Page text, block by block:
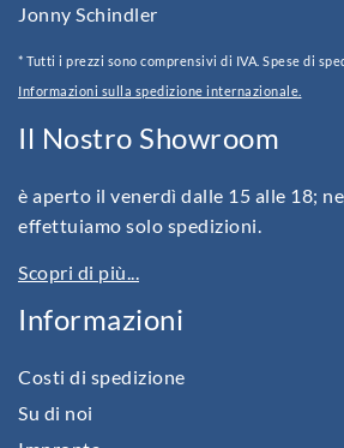
Jonny Schindler
* Tutti i prezzi sono comprensivi di IVA. Spese di
Informazioni sulla spedizione internazionale.
Il Nostro Showroom
è aperto il venerdì dalle 15 alle 18;
effettuiamo solo spedizioni.
Scopri di più...
Informazioni
Costi di spedizione
Su di noi